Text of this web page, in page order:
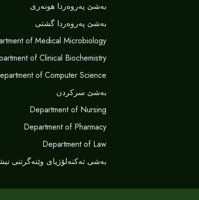
بەشێ پەروەردا هونەری
بەشێ پەروەردا گشتی
of Medical Microbiology
of Clinical Biochemistry
of Computer Science
بەشێ سرکردن
Department of Nursing
Department of Pharmacy
Department of Law
بەشی تەکنەلۆژیای وێنەگرتنی